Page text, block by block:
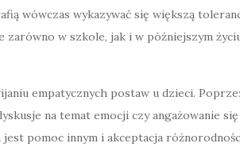
wówczas wykazywać się większą
zarówno w szkole, jak i w późniejszym
empatycznych postaw u dzieci.
na temat emocji czy angażowanie
jest pomoc innym i akceptacja